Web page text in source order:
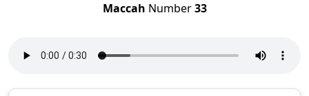
Maccah Number33